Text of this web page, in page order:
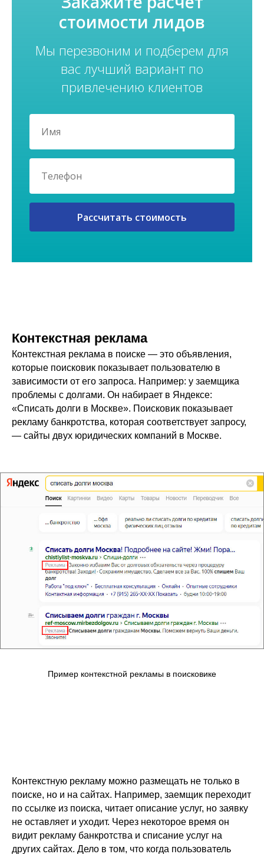
стоимости лидов
Мы перезвоним и подберем для
вас лучший вариант по
привлечению клиентов
Рассчитать стоимость
Контекстная реклама
Контекстная реклама в поиске — это объявления,
которые поисковик показывает пользователю в
зависимости от его запроса. Например: у заемщика
проблемы с долгами. Он набирает в Яндексе:
«Списать долги в Москве». Поисковик показывает
рекламу банкротства, которая соответствует запросу,
— сайты двух юридических компаний в Москве.
Пример контекстной рекламы в поисковике
Контекстную рекламу можно размещать не только в
поиске, но и на сайтах. Например, заемщик переходит
по ссылке из поиска, читает описание услуг, но заявку
не оставляет и уходит. Через некоторое время он
видит рекламу банкротства и списание услуг на
других сайтах. Дело в том, что когда пользователь